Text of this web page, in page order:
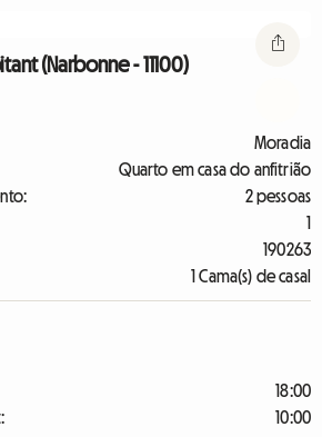
(Narbonne - 11100)
Moradia
Quarto em casa do anfitrião
2 pessoas
1
190263
1 Cama(s) de casal
18:00
10:00